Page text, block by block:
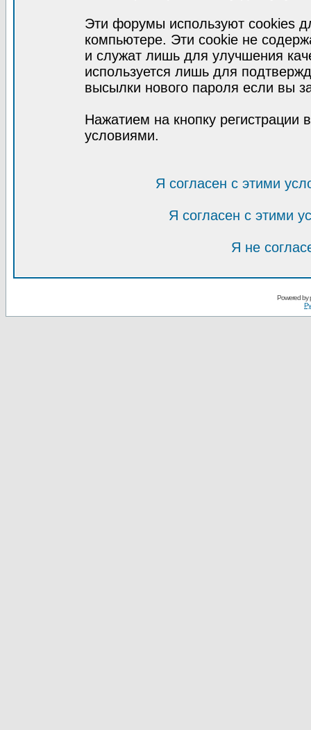
Эти форумы используют cookies
компьютере. Эти cookie не
и служат лишь для улучшения
используется лишь для
высылки нового пароля если вы
Нажатием на кнопку регистрации
условиями.
Я согласен с этими
Я согласен с этими
Я не
Powered by